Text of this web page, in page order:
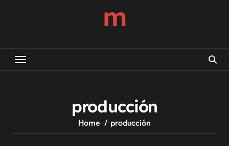
m
producción
Home producción